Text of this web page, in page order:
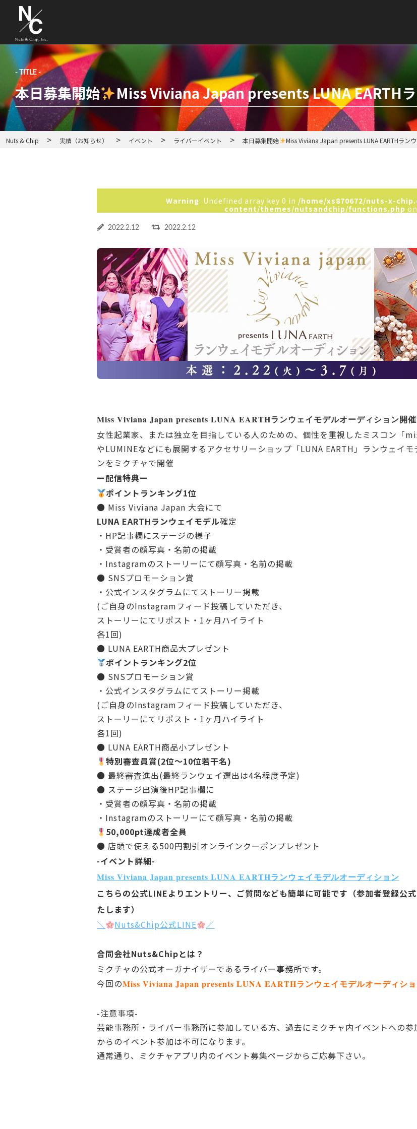
- TITLE -
本日募集開始 Miss Viviana Japan presents LUNA EARTH
Nuts & Chip > 実績（お知らせ） > イベント > ライバーイベント > 本日募集開始 Miss Viviana Japan presents LUNA EARTHラン
Warning: Undefined array key 0 in /home/xs870672/nuts-x-
content/themes/nutsandchip/functions.php
2022.2.12 2022.2.12
Miss Viviana Japan presents LUNA EARTHランウェイモデルオーディション開催
女性起業家、または独立を目指している人のための、個性を重視したミスコン「
やLUMINEなどにも展開するアクセサリーショップ「LUNA EARTH」ランウェイ
ンをミクチャで開催
ー配信特典ー
ポイントランキング1位
● Miss Viviana Japan 大会にて
LUNA EARTHランウェイモデル確定
・HP記事欄にステージの様子
・受賞者の顔写真・名前の掲載
・Instagramのストーリーにて顔写真・名前の掲載
● SNSプロモーション賞
・公式インスタグラムにてストーリー掲載
(ご自身のInstagramフィード投稿していただき、
ストーリーにてリポスト・1ヶ月ハイライト
各1回)
● LUNA EARTH商品大プレゼント
ポイントランキング2位
● SNSプロモーション賞
・公式インスタグラムにてストーリー掲載
(ご自身のInstagramフィード投稿していただき、
ストーリーにてリポスト・1ヶ月ハイライト
各1回)
● LUNA EARTH商品小プレゼント
特別審査員賞(2位〜10位若干名)
● 最終審査進出(最終ランウェイ選出は4名程度予定)
● ステージ出演後HP記事欄に
・受賞者の顔写真・名前の掲載
・Instagramのストーリーにて顔写真・名前の掲載
50,000pt達成者全員
● 店頭で使える500円割引オンラインクーポンプレゼント
-イベント詳細-
Miss Viviana Japan presents LUNA EARTHランウェイモデルオーディション
こちらの公式LINEよりエントリー、ご質問なども簡単に可能です（参加者登録公
たします）
＼
Nuts&Chip公式LINE ／
合同会社Nuts&Chipとは？
ミクチャの公式オーガナイザーであるライバー事務所です。
今回のMiss Viviana Japan presents LUNA EARTHランウェイモデルオーディシ
-注意事項-
芸能事務所・ライバー事務所に参加している方、過去にミクチャ内イベントへの
からのイベント参加は不可になります。
通常通り、ミクチャアプリ内のイベント募集ページからご応募下さい。